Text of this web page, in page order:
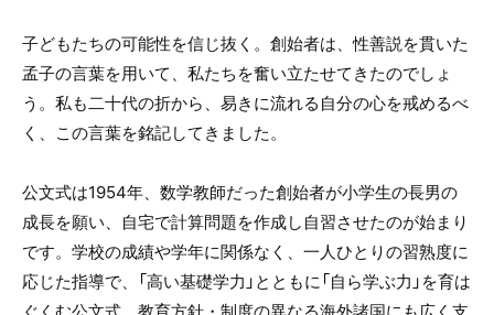
子どもたちの可能性を信じ抜く。創始者は、性善説を貫いた
孟子の言葉を用いて、私たちを奮い立たせてきたのでしょ
う。私も二十代の折から、易きに流れる自分の心を戒めるべ
く、この言葉を銘記してきました。
公文式は1954年、数学教師だった創始者が小学生の長男の
成長を願い、自宅で計算問題を作成し自習させたのが始まり
です。学校の成績や学年に関係なく、一人ひとりの習熟度に
応じた指導で、「高い基礎学力」とともに「自ら学ぶ力」を育は
ぐくむ公文式。教育方針・制度の異なる海外諸国にも広く支